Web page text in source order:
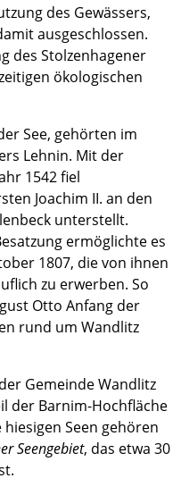
des Gewässers,
ausgeschlossen.
des Stolzenhagener
ökologischen
See, gehörten im
Lehnin. Mit der
1542 fiel
Joachim II. an den
unterstellt.
ermöglichte es
1807, die von ihnen
zu erwerben. So
Otto Anfang der
rund um Wandlitz
Gemeinde Wandlitz
der Barnim-Hochfläche
hiesigen Seen gehören
Seengebiet, das etwa 30